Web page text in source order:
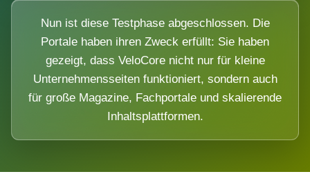
Nun ist diese Testphase abgeschlossen. Die
Portale haben ihren Zweck erfüllt: Sie haben
gezeigt, dass VeloCore nicht nur für kleine
Unternehmensseiten funktioniert, sondern auch
für große Magazine, Fachportale und skalierende
Inhaltsplattformen.